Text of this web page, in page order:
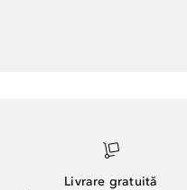
Livrare gratuită